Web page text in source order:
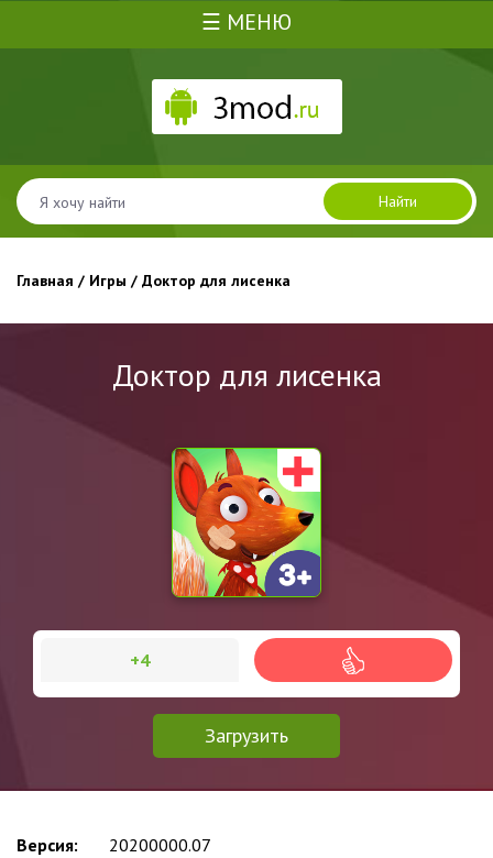
☰ МЕНЮ
Найти
Главная / Игры / Доктор для лисенка
Доктор для лисенка
Загрузить
+4
Версия:
20200000.07